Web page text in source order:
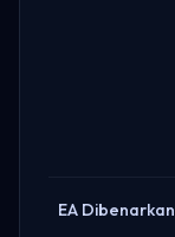
EA Dibenarkan